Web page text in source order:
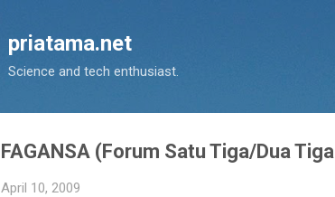
priatama.net
Science and tech enthusiast.
FAGANSA (Forum Satu Tiga/Dua
April 10, 2009